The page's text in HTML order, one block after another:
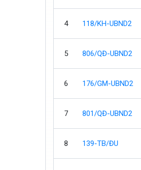
4 118/KH-UBND2
5 806/QĐ-UBND2
6 176/GM-UBND2
7 801/QĐ-UBND2
8 139-TB/ĐU